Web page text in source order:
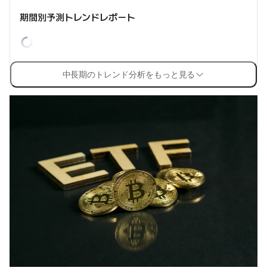
期間別予測トレンドレポート
中長期のトレンド分析をもっと見る